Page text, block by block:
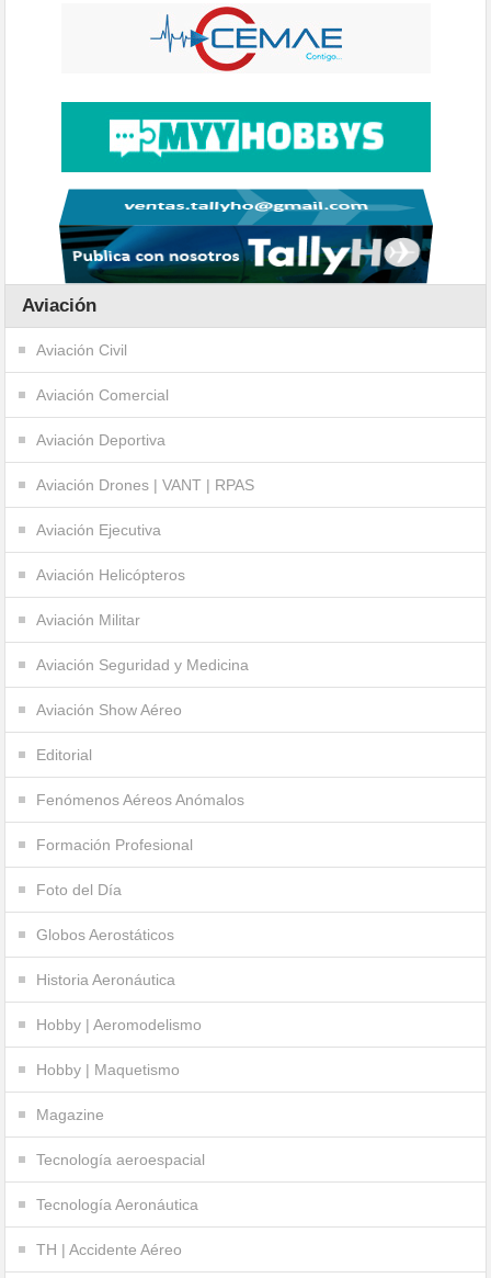
Aviación
Aviación Civil
Aviación Comercial
Aviación Deportiva
Aviación Drones | VANT | RPAS
Aviación Ejecutiva
Aviación Helicópteros
Aviación Militar
Aviación Seguridad y Medicina
Aviación Show Aéreo
Editorial
Fenómenos Aéreos Anómalos
Formación Profesional
Foto del Día
Globos Aerostáticos
Historia Aeronáutica
Hobby | Aeromodelismo
Hobby | Maquetismo
Magazine
Tecnología aeroespacial
Tecnología Aeronáutica
TH | Accidente Aéreo